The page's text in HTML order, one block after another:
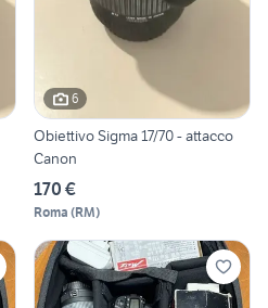
6
Obiettivo Sigma 17/70 - attacco
Canon
170 €
Roma (RM)